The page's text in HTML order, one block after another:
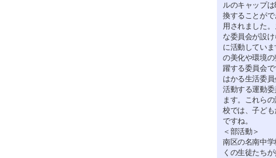
ルのキャップ
換することが
用されました
な委員会が設
に活動してい
の美化や環境
躍する委員会
はかる生活委
活動する運動
ます。これら
校では、子ど
ですね。
＜部活動＞
南区の名南中
くの生徒たち